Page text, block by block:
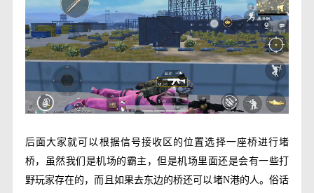
后面大家就可以根据信号接收区的位置选择一座桥进行堵
桥，虽然我们是机场的霸主，但是机场里面还是会有一些打
野玩家存在的，而且如果去东边的桥还可以堵N港的人。俗话